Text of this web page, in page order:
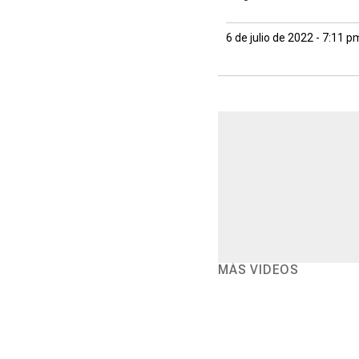
6 de julio de 2022 - 7:11
MÁS VIDEOS